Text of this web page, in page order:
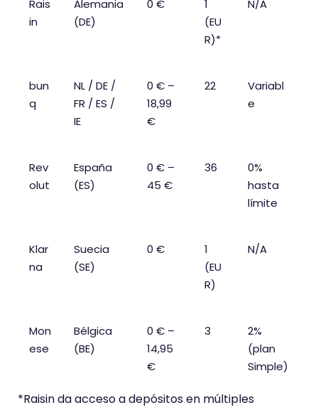
Rais
in
Alemania
(DE)
0 €
1
(EU
R)*
N/A
bun
q
NL / DE /
FR / ES /
IE
0 € –
18,99
€
22
Variabl
e
Rev
olut
España
(ES)
0 € –
45 €
36
0%
hasta
límite
Klar
na
Suecia
(SE)
0 €
1
(EU
R)
N/A
Mon
ese
Bélgica
(BE)
0 € –
14,95
€
3
2%
(plan
Simple)
*Raisin da acceso a depósitos en múltiples